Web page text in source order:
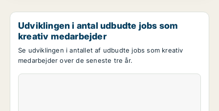
Udviklingen i antal udbudte jobs som
kreativ medarbejder
Se udviklingen i antallet af udbudte jobs som kreativ
medarbejder over de seneste tre år.